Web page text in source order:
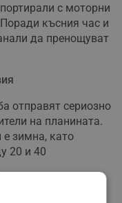
с моторни
късния час и
да пренощуват
отправят сериозно
на планината.
е зимна, като
20 и 40
че пътеките не са